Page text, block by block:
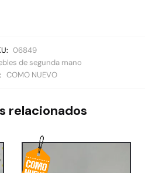
06849
de segunda mano
COMO NUEVO
relacionados